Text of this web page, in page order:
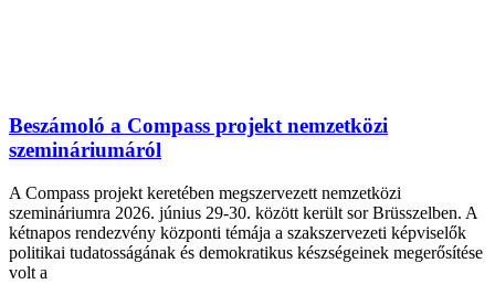
Beszámoló a Compass projekt nemzetközi
szemináriumáról
A Compass projekt keretében megszervezett nemzetközi
szemináriumra 2026. június 29-30. között került sor Brüsszelben. A
kétnapos rendezvény központi témája a szakszervezeti képviselők
politikai tudatosságának és demokratikus készségeinek megerősítése
volt a